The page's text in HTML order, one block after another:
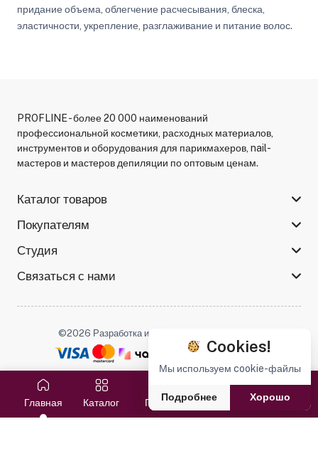
Главная Каталог Поиск Избранное Корзина
придание объема, облегчение расчесывания, блеска,
эластичности, укрепление, разглаживание и питание волос.
PROFLINE - более 20 000 наименований
профессиональной косметики, расходных материалов,
инструментов и оборудования для парикмахеров, nail-
мастеров и мастеров депиляции по оптовым ценам.
Каталог товаров
Покупателям
Студия
Связаться с нами
©2026 Разработка и поддержка -
Мы в соцсетях :
Cookies!
Мы используем cookie-файлы
Подробнее Хорошо